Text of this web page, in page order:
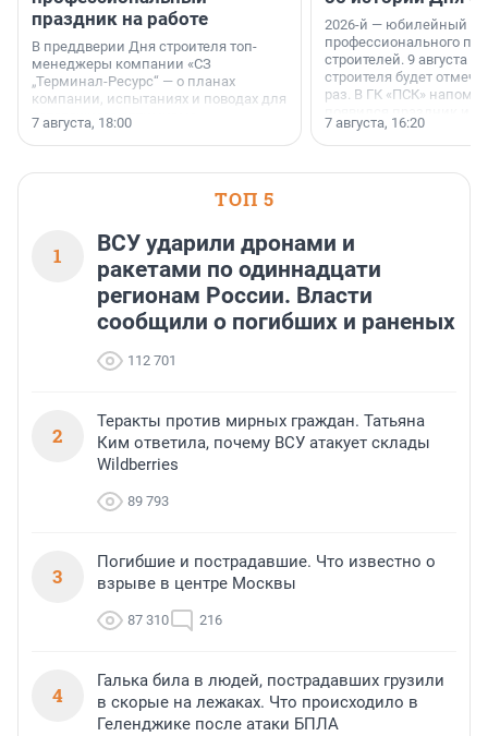
праздник на работе
В преддверии Дня строителя топ-
менеджеры компании «СЗ
„Терминал-Ресурс“ — о планах
компании, испытаниях и поводах для
осторожного оптимизма.
7 августа, 18:00
2026-й — юбилейный
профессионального
строителей. 9 августа
строителя будет
раз. В ГК «ПСК»
поменялась роль
7 августа, 16:20
ТОП 5
1
ВСУ ударили дронами и
ракетами по одиннадцати
регионам России. Власти
сообщили о погибших и раненых
112 701
2
Теракты против мирных граждан. Татьяна
Ким ответила, почему ВСУ атакует склады
Wildberries
89 793
3
Погибшие и пострадавшие. Что известно о
взрыве в центре Москвы
87 310 216
4
Галька била в людей, пострадавших грузили
в скорые на лежаках. Что происходило в
Геленджике после атаки БПЛА